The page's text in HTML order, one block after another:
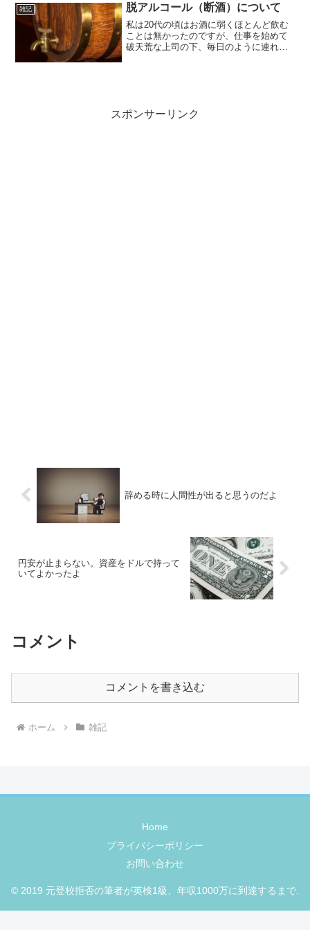
かけるそれなりのブランドだと思ってい
ましたが...
雑記 脱アルコール（断酒）について
私は20代の頃はお酒に弱くほとんど飲む
ことは無かったのですが、仕事を始めて
破天荒な上司の下、毎日のように連れま
スポンサーリンク
辞める時に人間性が出ると思うのだよ
円安が止まらない。資産をドルで持って
いてよかったよ
コメント
コメントを書き込む
ホーム 雑記
Home
プライバシーポリシー
お問い合わせ
© 2019 元登校拒否の筆者が英検1級、年収1000万に到達するまで.